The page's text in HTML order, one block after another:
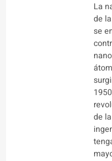
La
de
se
de